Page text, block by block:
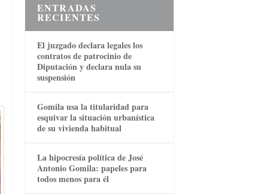
ENTRADAS
RECIENTES
El juzgado declara legales los
contratos de patrocinio de
Diputación y declara nula su
suspensión
Gomila usa la titularidad para
esquivar la situación urbanística
de su vivienda habitual
La hipocresía política de José
Antonio Gomila: papeles para
todos menos para él